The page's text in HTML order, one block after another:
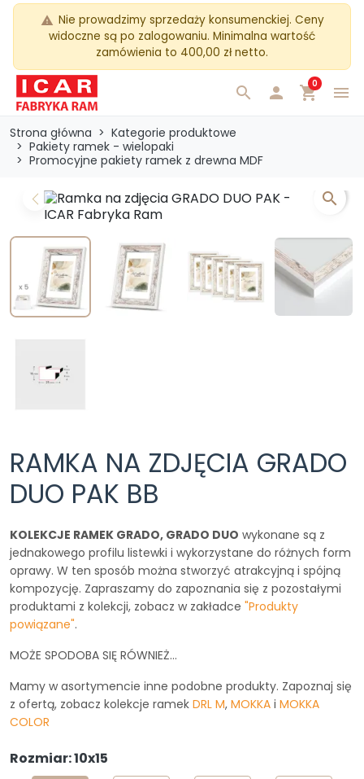
warning Nie prowadzimy sprzedaży konsumenckiej. Ceny
widoczne są po zalogowaniu. Minimalna wartość
zamówienia to 400,00 zł netto.
menu
search  shopping_cart
0
Strona główna
Kategorie produktowe
Pakiety ramek - wielopaki
Promocyjne pakiety ramek z drewna MDF
Previous Next
search
RAMKA NA ZDJĘCIA GRADO
DUO PAK BB
KOLEKCJE RAMEK GRADO, GRADO DUO wykonane są z
jednakowego profilu listewki i wykorzystane do różnych form
oprawy. W ten sposób można stworzyć atrakcyjną i spójną
kompozycję. Zapraszamy do zapoznania się z pozostałymi
produktami z kolekcji, zobacz w zakładce "Produkty
powiązane".
MOŻE SPODOBA SIĘ RÓWNIEŻ…
Mamy w asortymencie inne podobne produkty. Zapoznaj się
z ofertą, zobacz kolekcje ramek DRL M, MOKKA i MOKKA
COLOR
Rozmiar: 10x15